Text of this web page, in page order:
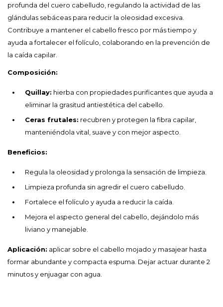
profunda del cuero cabelludo, regulando la actividad de las
glándulas sebáceas para reducir la oleosidad excesiva.
Contribuye a mantener el cabello fresco por más tiempo y
ayuda a fortalecer el folículo, colaborando en la prevención de
la caída capilar.
Composición:
Quillay: hierba con propiedades purificantes que ayuda a
eliminar la grasitud antiestética del cabello.
Ceras frutales: recubren y protegen la fibra capilar,
manteniéndola vital, suave y con mejor aspecto.
Beneficios:
Regula la oleosidad y prolonga la sensación de limpieza.
Limpieza profunda sin agredir el cuero cabelludo.
Fortalece el folículo y ayuda a reducir la caída.
Mejora el aspecto general del cabello, dejándolo más
liviano y manejable.
Aplicación: aplicar sobre el cabello mojado y masajear hasta
formar abundante y compacta espuma. Dejar actuar durante 2
minutos y enjuagar con agua.